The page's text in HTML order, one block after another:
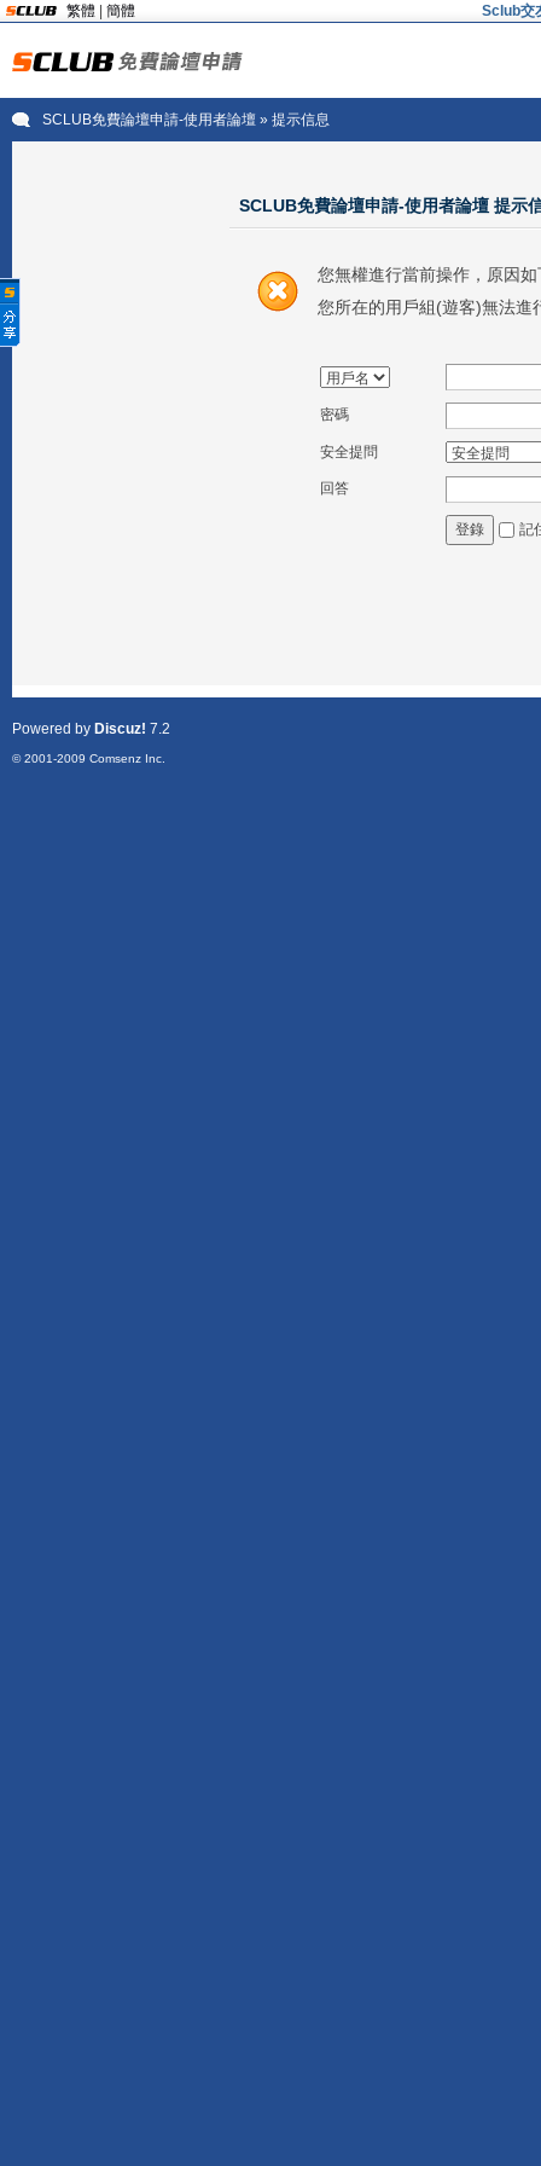
繁體 簡體 Sclub交
SCLUB免費論壇申請-使用者論壇» 提示信息
SCLUB免費論壇申請-使用者論壇 提示
您無權進行當前操作，原因如
您所在的用戶組(遊客)無法進
密碼
安全提問
回答
登錄 記
Powered by Discuz! 7.2
© 2001-2009 Comsenz Inc.